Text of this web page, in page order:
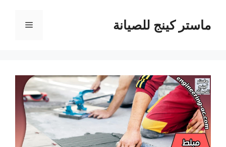
المحتوىماستر كينج للصيانة القائمة